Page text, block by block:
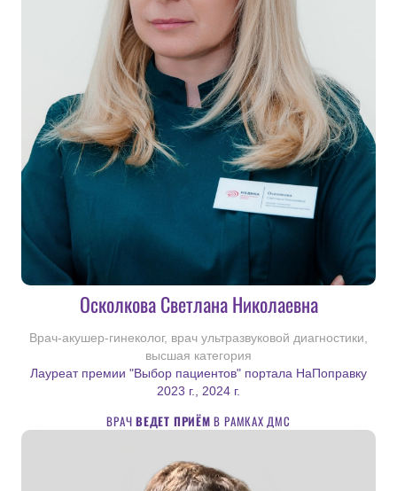
Осколкова Светлана Николаевна
Врач-акушер-гинеколог, врач ультразвуковой диагностики,
высшая категория
Лауреат премии "Выбор пациентов" портала НаПоправку
2023 г., 2024 г.
ВРАЧВЕДЕТ ПРИЁМ В РАМКАХ ДМС